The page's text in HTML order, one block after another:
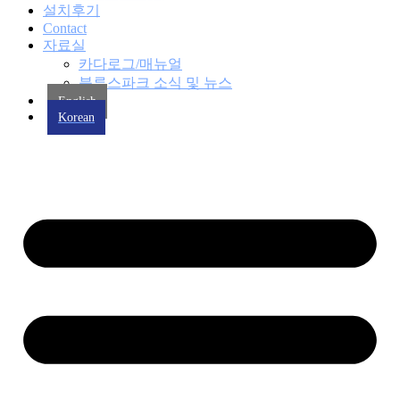
설치후기
Contact
자료실
카다로그/매뉴얼
블루스파크 소식 및 뉴스
English
Korean